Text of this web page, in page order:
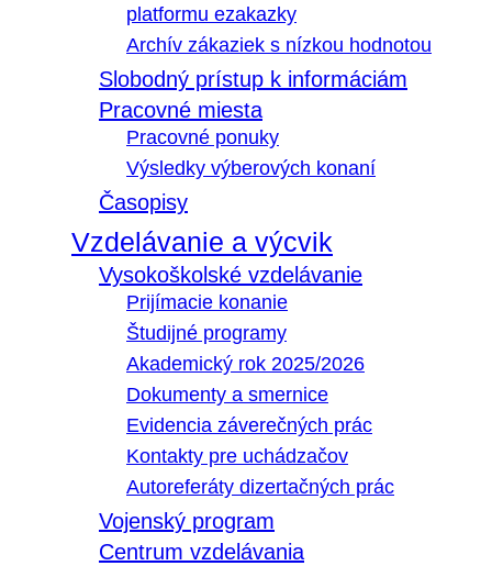
platformu ezakazky
Archív zákaziek s nízkou hodnotou
Slobodný prístup k informáciám
Pracovné miesta
Pracovné ponuky
Výsledky výberových konaní
Časopisy
Vzdelávanie a výcvik
Vysokoškolské vzdelávanie
Prijímacie konanie
Študijné programy
Akademický rok 2025/2026
Dokumenty a smernice
Evidencia záverečných prác
Kontakty pre uchádzačov
Autoreferáty dizertačných prác
Vojenský program
Centrum vzdelávania